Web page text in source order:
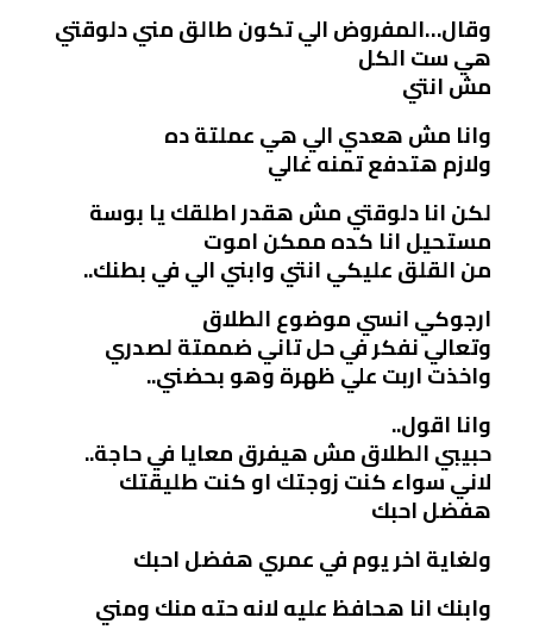
وقال…المفروض الي تكون طالق مني دلوقتي
هي ست الكل
مش انتي
وانا مش هعدي الي هي عملتة ده
ولازم هتدفع تمنه غالي
لكن انا دلوقتي مش هقدر اطلقك يا بوسة
مستحيل انا كده ممكن اموت
من القلق عليكي انتي وابني الي في بطنك..
ارجوكي انسي موضوع الطلاق
وتعالي نفكر في حل تاني ضممتة لصدري
واخذت اربت علي ظهرة وهو بحضني..
وانا اقول..
حبيبي الطلاق مش هيفرق معايا في حاجة..
لاني سواء كنت زوجتك او كنت طليقتك
هفضل احبك
ولغاية اخر يوم في عمري هفضل احبك
وابنك انا هحافظ عليه لانه حته منك ومني